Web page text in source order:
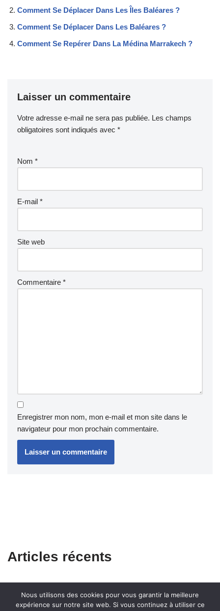
Comment Se Déplacer Dans Les Îles Baléares ?
Comment Se Déplacer Dans Les Baléares ?
Comment Se Repérer Dans La Médina Marrakech ?
Laisser un commentaire
Votre adresse e-mail ne sera pas publiée. Les champs
obligatoires sont indiqués avec *
Nom *
E-mail *
Site web
Commentaire *
Enregistrer mon nom, mon e-mail et mon site dans le
navigateur pour mon prochain commentaire.
Articles récents
Nous utilisons des cookies pour vous garantir la meilleure
expérience sur notre site web. Si vous continuez à utiliser ce